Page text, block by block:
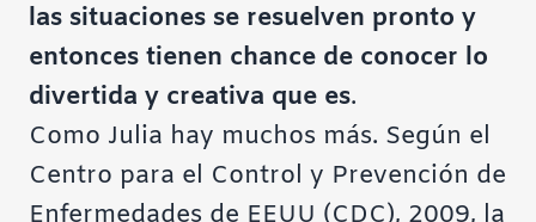
las situaciones se resuelven pronto y
entonces tienen chance de conocer lo
divertida y creativa que es.
Como Julia hay muchos más. Según el
Centro para el Control y Prevención de
Enfermedades de EEUU (CDC), 2009, la